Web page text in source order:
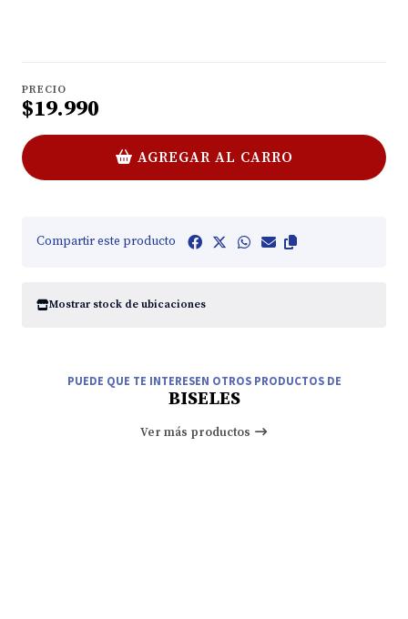
PRECIO
$19.990
AGREGAR AL CARRO
Compartir este producto
Mostrar stock de ubicaciones
PUEDE QUE TE INTERESEN OTROS PRODUCTOS DE
BISELES
Ver más productos